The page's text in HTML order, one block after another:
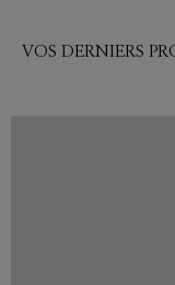
VOS DERNIERS